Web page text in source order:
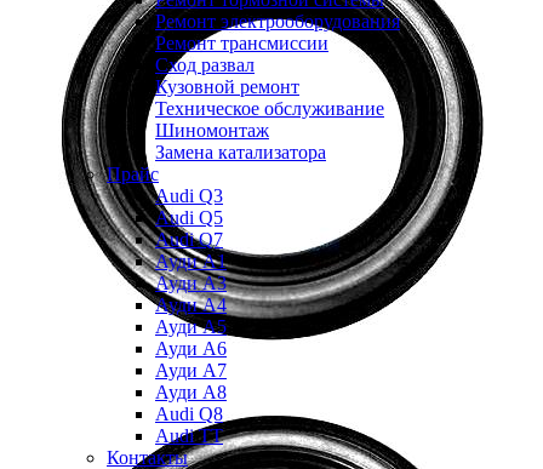
Ремонт электрооборудования
Ремонт трансмиссии
Сход развал
Кузовной ремонт
Техническое обслуживание
Шиномонтаж
Замена катализатора
Прайс
Audi Q3
Audi Q5
Audi Q7
Ауди А1
Ауди А3
Ауди А4
Ауди A5
Ауди А6
Ауди А7
Ауди A8
Audi Q8
Audi TT
Контакты